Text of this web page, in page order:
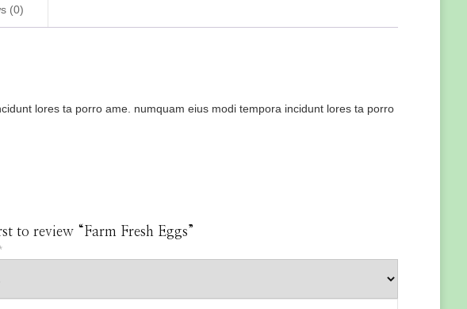
(0)
lores ta porro ame. numquam eius modi tempora incidunt lores ta porro
to review “Farm Fresh Eggs”